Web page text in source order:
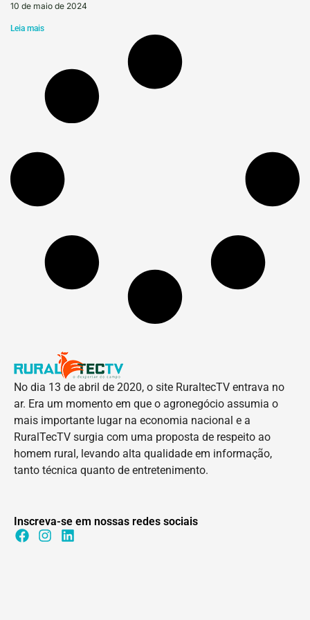
10 de maio de 2024
Leia mais
No dia 13 de abril de 2020, o site RuraltecTV entrava no
ar. Era um momento em que o agronegócio assumia o
mais importante lugar na economia nacional e a
RuralTecTV surgia com uma proposta de respeito ao
homem rural, levando alta qualidade em informação,
tanto técnica quanto de entretenimento.
Inscreva-se em nossas redes sociais